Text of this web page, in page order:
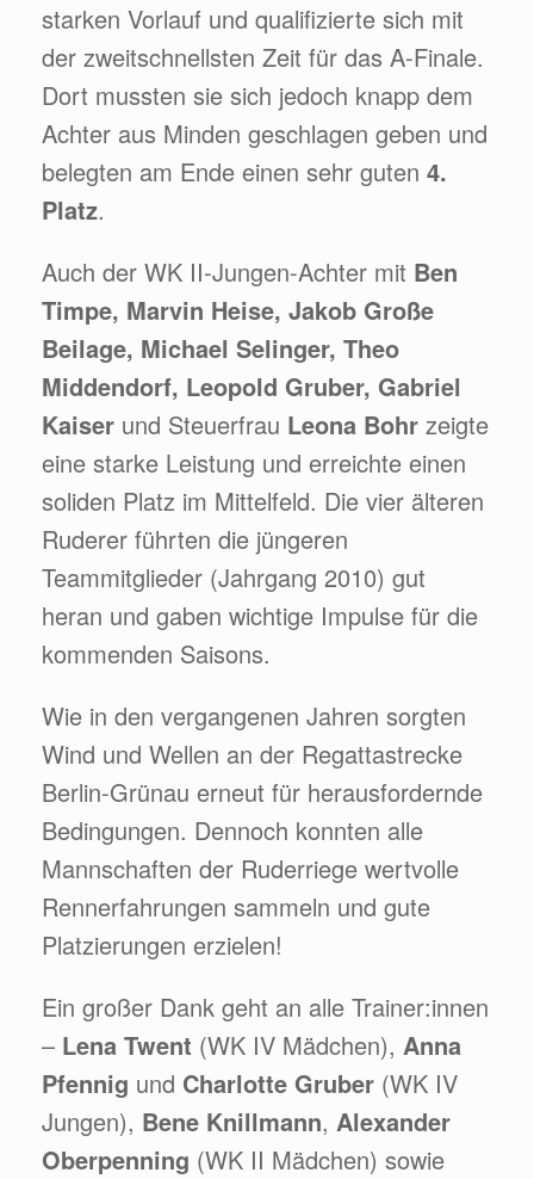
starken Vorlauf und qualifizierte sich mit
der zweitschnellsten Zeit für das A-Finale.
Dort mussten sie sich jedoch knapp dem
Achter aus Minden geschlagen geben und
belegten am Ende einen sehr guten 4.
Platz.
Auch der WK II-Jungen-Achter mit Ben
Timpe, Marvin Heise, Jakob Große
Beilage, Michael Selinger, Theo
Middendorf, Leopold Gruber, Gabriel
Kaiser und Steuerfrau Leona Bohr zeigte
eine starke Leistung und erreichte einen
soliden Platz im Mittelfeld. Die vier älteren
Ruderer führten die jüngeren
Teammitglieder (Jahrgang 2010) gut
heran und gaben wichtige Impulse für die
kommenden Saisons.
Wie in den vergangenen Jahren sorgten
Wind und Wellen an der Regattastrecke
Berlin-Grünau erneut für herausfordernde
Bedingungen. Dennoch konnten alle
Mannschaften der Ruderriege wertvolle
Rennerfahrungen sammeln und gute
Platzierungen erzielen!
Ein großer Dank geht an alle Trainer:innen
– Lena Twent (WK IV Mädchen), Anna
Pfennig und Charlotte Gruber (WK IV
Jungen), Bene Knillmann, Alexander
Oberpenning (WK II Mädchen) sowie